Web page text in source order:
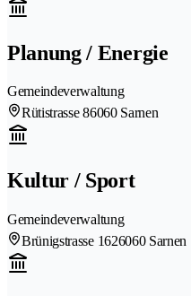
Planung / Energie
Gemeindeverwaltung
Rütistrasse 86060 Sarnen
Kultur / Sport
Gemeindeverwaltung
Brünigstrasse 1626060 Sarnen